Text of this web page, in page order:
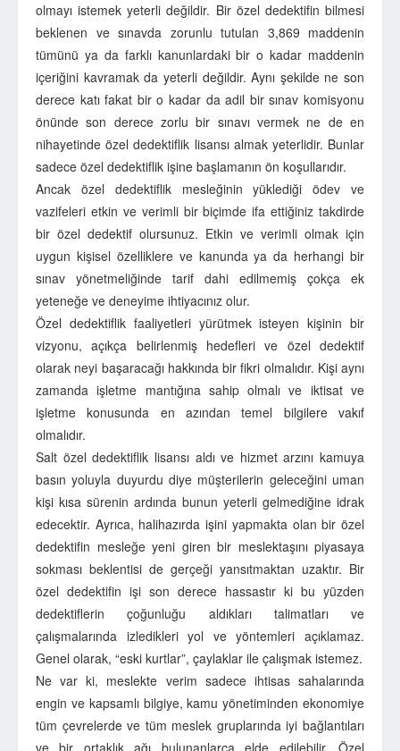
olmayı istemek yeterli değildir. Bir özel dedektifin bilmesi
beklenen ve sınavda zorunlu tutulan 3,869 maddenin
tümünü ya da farklı kanunlardaki bir o kadar maddenin
içeriğini kavramak da yeterli değildir. Aynı şekilde ne son
derece katı fakat bir o kadar da adil bir sınav komisyonu
önünde son derece zorlu bir sınavı vermek ne de en
nihayetinde özel dedektiflik lisansı almak yeterlidir. Bunlar
sadece özel dedektiflik işine başlamanın ön koşullarıdır.
Ancak özel dedektiflik mesleğinin yüklediği ödev ve
vazifeleri etkin ve verimli bir biçimde ifa ettiğiniz takdirde
bir özel dedektif olursunuz. Etkin ve verimli olmak için
uygun kişisel özelliklere ve kanunda ya da herhangi bir
sınav yönetmeliğinde tarif dahi edilmemiş çokça ek
yeteneğe ve deneyime ihtiyacınız olur.
Özel dedektiflik faaliyetleri yürütmek isteyen kişinin bir
vizyonu, açıkça belirlenmiş hedefleri ve özel dedektif
olarak neyi başaracağı hakkında bir fikri olmalıdır. Kişi aynı
zamanda işletme mantığına sahip olmalı ve iktisat ve
işletme konusunda en azından temel bilgilere vakıf
olmalıdır.
Salt özel dedektiflik lisansı aldı ve hizmet arzını kamuya
basın yoluyla duyurdu diye müşterilerin geleceğini uman
kişi kısa sürenin ardında bunun yeterli gelmediğine idrak
edecektir. Ayrıca, halihazırda işini yapmakta olan bir özel
dedektifin mesleğe yeni giren bir meslektaşını piyasaya
sokması beklentisi de gerçeği yansıtmaktan uzaktır. Bir
özel dedektifin işi son derece hassastır ki bu yüzden
dedektiflerin çoğunluğu aldıkları talimatları ve
çalışmalarında izledikleri yol ve yöntemleri açıklamaz.
Genel olarak, “eski kurtlar”, çaylaklar ile çalışmak istemez.
Ne var ki, meslekte verim sadece ihtisas sahalarında
engin ve kapsamlı bilgiye, kamu yönetiminden ekonomiye
tüm çevrelerde ve tüm meslek gruplarında iyi bağlantıları